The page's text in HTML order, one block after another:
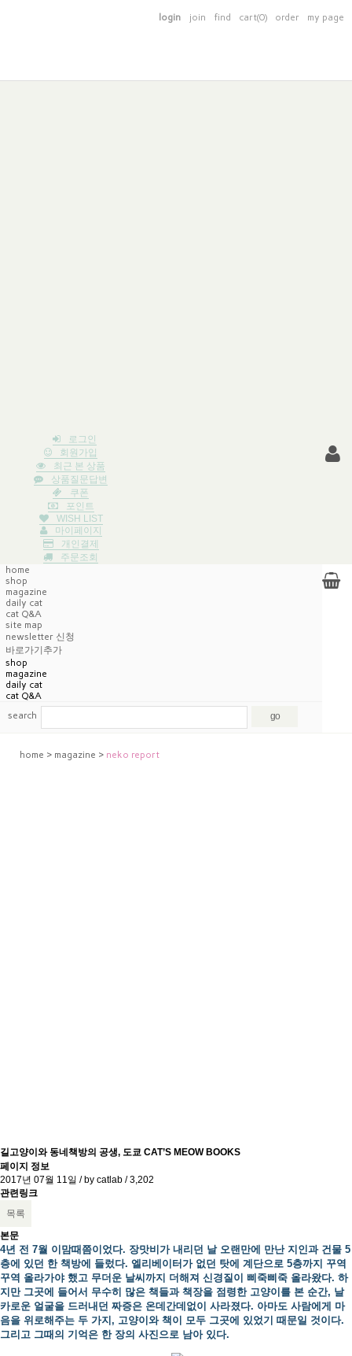
login join find cart(0) order my page
로그인
회원가입
최근 본 상품
상품질문답변
쿠폰
포인트
WISH LIST
마이페이지
개인결제
주문조회
home
shop
magazine
daily cat
cat Q&A
site map
newsletter 신청
바로가기추가
shop
magazine
daily cat
cat Q&A
search
home > magazine > neko report
길고양이와 동네책방의 공생, 도쿄 CAT’S MEOW BOOKS
페이지 정보
2017년 07월 11일 / by catlab /3,202
관련링크
목록
본문
4년 전 7월 이맘때쯤이었다. 장맛비가 내리던 날 오랜만에 만난 지인과 건물 5
층에 있던 한 책방에 들렀다. 엘리베이터가 없던 탓에 계단으로 5층까지 꾸역
꾸역 올라가야 했고 무더운 날씨까지 더해져 신경질이 삐죽삐죽 올라왔다. 하
지만 그곳에 들어서 무수히 많은 책들과 책장을 점령한 고양이를 본 순간, 날
카로운 얼굴을 드러내던 짜증은 온데간데없이 사라졌다. 아마도 사람에게 마
음을 위로해주는 두 가지, 고양이와 책이 모두 그곳에 있었기 때문일 것이다.
그리고 그때의 기억은 한 장의 사진으로 남아 있다.